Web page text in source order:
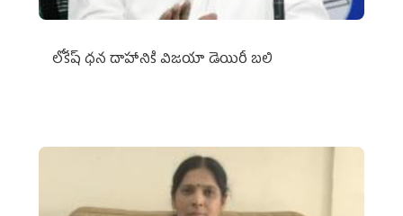
లోకేష్ ధ‌న దాహానికి విజ‌యా డెయిరీ బ‌లి